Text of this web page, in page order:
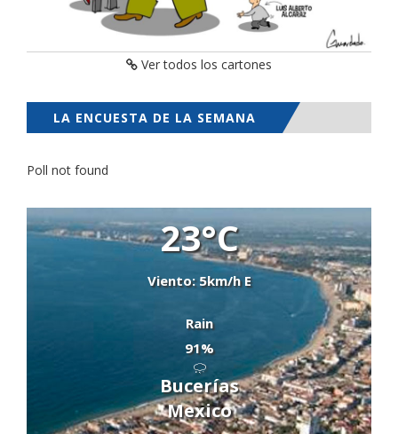
Ver todos los cartones
LA ENCUESTA DE LA SEMANA
Poll not found
23°C
Viento: 5km/h E
Rain
91%
Bucerías
Mexico